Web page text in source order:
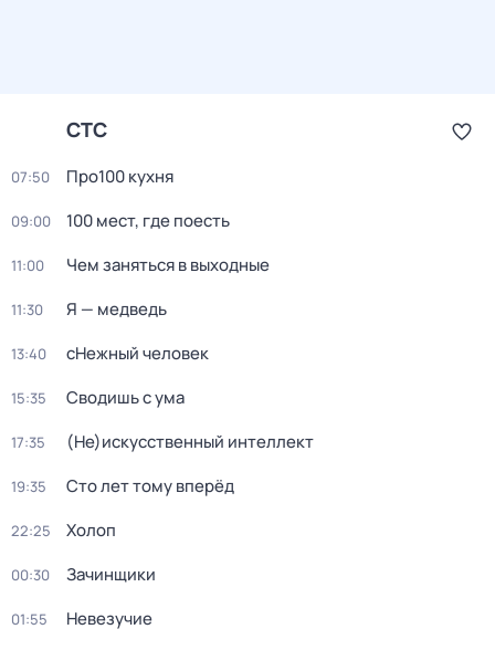
СТС
07:50 Про100 кухня
09:00 100 мест, где поесть
11:00 Чем заняться в выходные
11:30 Я — медведь
13:40 сНежный человек
15:35 Сводишь с ума
17:35 (Не)искусственный интеллект
19:35 Сто лет тому вперёд
22:25 Холоп
00:30 Зачинщики
01:55 Невезучие